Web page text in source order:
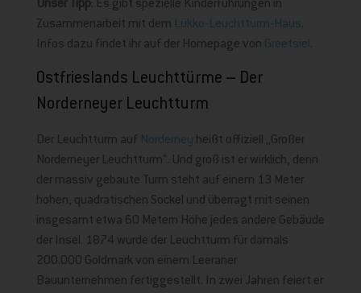
Unser Tipp : Es gibt spezielle Kinderführungen in
Zusammenarbeit mit dem Lükko-Leuchtturm-Haus
Infos dazu findet ihr auf der Homepage von Greetsiel
Ostfrieslands Leuchttürme – Der
Norderneyer Leuchtturm
Der Leuchtturm auf Norderney heißt offiziell „Großer
Norderneyer Leuchtturm“. Und groß ist er wirklich, denn
der massiv gebaute Turm steht auf einem 13 Meter
hohen, quadratischen Sockel und überragt mit seinen
insgesamt etwa 60 Metern Höhe jedes andere Gebäude
der Insel. 1874 wurde der Leuchtturm für damals
200.000 Goldmark von einem Leeraner
Bauunternehmen fertiggestellt. In zwei Jahren feiert er